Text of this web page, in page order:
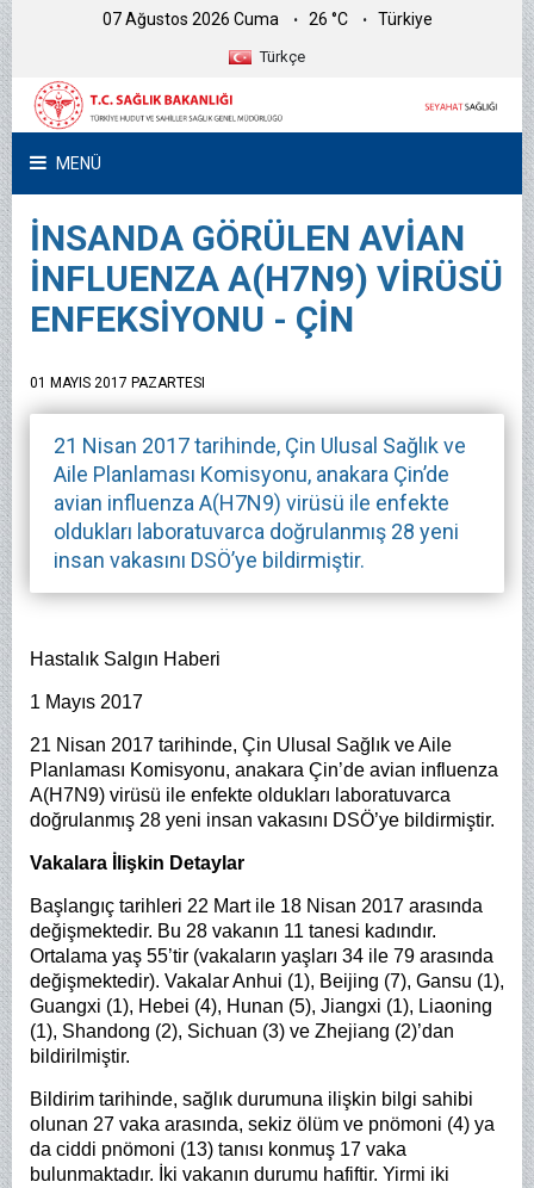
07 Ağustos 2026 Cuma 26 °C Türkiye
Türkçe
MENÜ
İNSANDA GÖRÜLEN AVİAN
İNFLUENZA A(H7N9) VİRÜSÜ
ENFEKSİYONU - ÇİN
01 MAYIS 2017 PAZARTESI
21 Nisan 2017 tarihinde, Çin Ulusal Sağlık ve
Aile Planlaması Komisyonu, anakara Çin’de
avian influenza A(H7N9) virüsü ile enfekte
oldukları laboratuvarca doğrulanmış 28 yeni
insan vakasını DSÖ’ye bildirmiştir.
Hastalık Salgın Haberi
1 Mayıs 2017
21 Nisan 2017 tarihinde, Çin Ulusal Sağlık ve Aile
Planlaması Komisyonu, anakara Çin’de avian influenza
A(H7N9) virüsü ile enfekte oldukları laboratuvarca
doğrulanmış 28 yeni insan vakasını DSÖ’ye bildirmiştir.
Vakalara İlişkin Detaylar
Başlangıç tarihleri 22 Mart ile 18 Nisan 2017 arasında
değişmektedir. Bu 28 vakanın 11 tanesi kadındır.
Ortalama yaş 55’tir (vakaların yaşları 34 ile 79 arasında
değişmektedir). Vakalar Anhui (1), Beijing (7), Gansu (1),
Guangxi (1), Hebei (4), Hunan (5), Jiangxi (1), Liaoning
(1), Shandong (2), Sichuan (3) ve Zhejiang (2)’dan
bildirilmiştir.
Bildirim tarihinde, sağlık durumuna ilişkin bilgi sahibi
olunan 27 vaka arasında, sekiz ölüm ve pnömoni (4) ya
da ciddi pnömoni (13) tanısı konmuş 17 vaka
bulunmaktadır. İki vakanın durumu hafiftir. Yirmi iki